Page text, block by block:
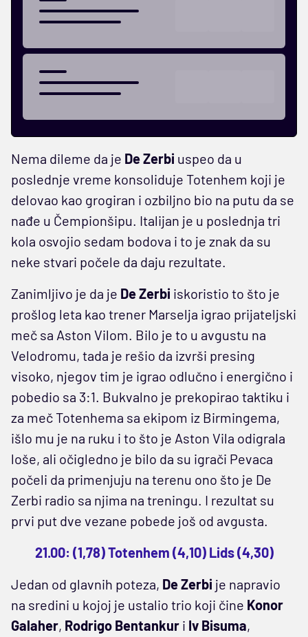
Nema dileme da je De Zerbi uspeo da u
poslednje vreme konsoliduje Totenhem koji je
delovao kao grogiran i ozbiljno bio na putu da se
nađe u Čempionšipu. Italijan je u poslednja tri
kola osvojio sedam bodova i to je znak da su
neke stvari počele da daju rezultate.
Zanimljivo je da je De Zerbi iskoristio to što je
prošlog leta kao trener Marselja igrao prijateljski
meč sa Aston Vilom. Bilo je to u avgustu na
Velodromu, tada je rešio da izvrši presing
visoko, njegov tim je igrao odlučno i energično i
pobedio sa 3:1. Bukvalno je prekopirao taktiku i
za meč Totenhema sa ekipom iz Birmingema,
išlo mu je na ruku i to što je Aston Vila odigrala
loše, ali očigledno je bilo da su igrači Pevaca
počeli da primenjuju na terenu ono što je De
Zerbi radio sa njima na treningu. I rezultat su
prvi put dve vezane pobede još od avgusta.
21.00: (1,78) Totenhem (4,10) Lids (4,30)
Jedan od glavnih poteza, De Zerbi je napravio
na sredini u kojoj je ustalio trio koji čine Konor
Galaher, Rodrigo Bentankur i Iv Bisuma,